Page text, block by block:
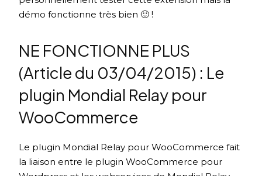
démo fonctionne très bien 🙂 !
NE FONCTIONNE PLUS
(Article du 03/04/2015) : Le
plugin Mondial Relay pour
WooCommerce
Le plugin Mondial Relay pour WooCommerce fait
la liaison entre le plugin WooCommerce pour